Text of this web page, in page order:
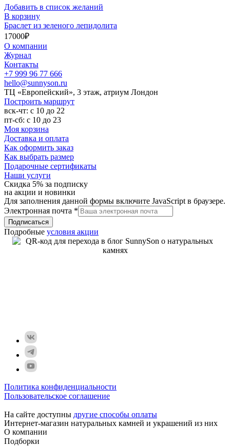
Добавить в список желаний
В корзину
Браслет из зеленого лепидолита
17000₽
О компании
Журнал
Контакты
+7 999 96 77 666
hello@sunnyson.ru
ТЦ «Европейский», 3 этаж, атриум Лондон
Построить маршрут
вск-чт: с 10 до 22
пт-сб: с 10 до 23
Моя корзина
Доставка и оплата
Как оформить заказ
Как выбрать размер
Подарочные сертификаты
Наши услуги
Скидка 5% за подписку
на акции и новинки
Для заполнения данной формы включите JavaScript в браузере.
Электронная почта *
Подписаться
Подробные условия акции
Политика конфиденциальности
Пользовательское соглашение
На сайте доступны другие способы оплаты
Интернет-магазин натуральных камней и украшений из них
О компании
Подборки